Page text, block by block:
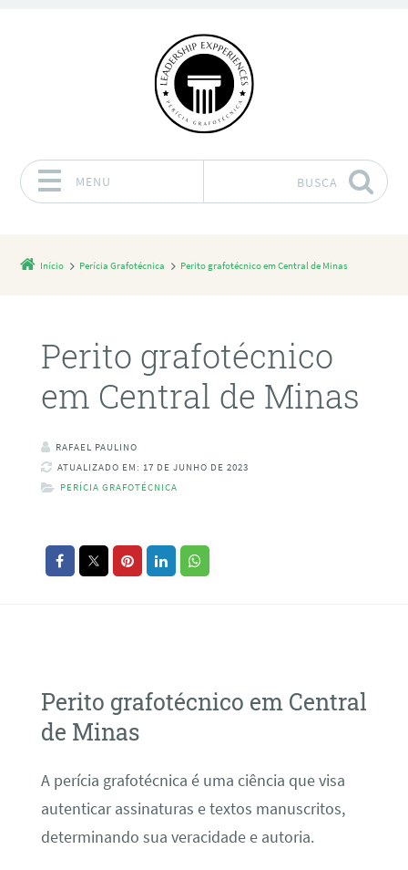
MENU BUSCA
Início Perícia Grafotécnica Perito grafotécnico em Central de Minas
Perito grafotécnico
em Central de Minas
RAFAEL PAULINO
ATUALIZADO EM: 17 DE JUNHO DE 2023
PERÍCIA GRAFOTÉCNICA
Perito grafotécnico em Central
de Minas
A perícia grafotécnica é uma ciência que visa
autenticar assinaturas e textos manuscritos,
determinando sua veracidade e autoria.